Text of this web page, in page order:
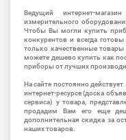
Ведущий интернет-
измерительного
Чтобы Вы могли купить
конкурентов и всегда
только качественные
можете дешево купить как
приборы от лучших
На сайте постоянно
интернет-ресурсе (доска
сервиса) у товара,
продадим Вам его еще
дополнительная скидка за
наших товаров.